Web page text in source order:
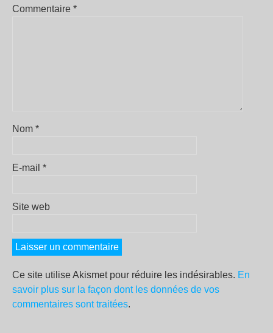
Commentaire *
Nom *
E-mail *
Site web
Ce site utilise Akismet pour réduire les indésirables. En
savoir plus sur la façon dont les données de vos
commentaires sont traitées.